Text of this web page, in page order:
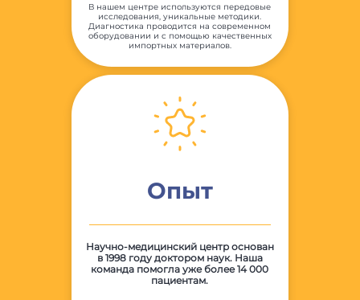
В нашем центре используются передовые
исследования, уникальные методики.
Диагностика проводится на современном
оборудовании и с помощью качественных
импортных материалов.
Опыт
Научно-медицинский центр основан
в 1998 году доктором наук. Наша
команда помогла уже более 14 000
пациентам.